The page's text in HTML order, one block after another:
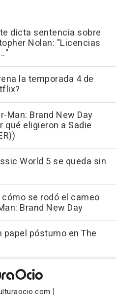
dicta sentencia sobre
Nolan: "Licencias
la temporada 4 de
Man: Brand New Day
qué eligieron a Sadie
World 5 se queda sin
se rodó el cameo
Brand New Day
papel póstumo en The
|